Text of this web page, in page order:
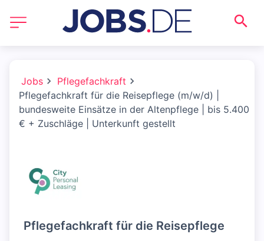
Jobs
Pflegefachkraft
Pflegefachkraft für die Reisepflege (m/w/d) |
bundesweite Einsätze in der Altenpflege | bis 5.400
€ + Zuschläge | Unterkunft gestellt
Pflegefachkraft für die Reisepflege